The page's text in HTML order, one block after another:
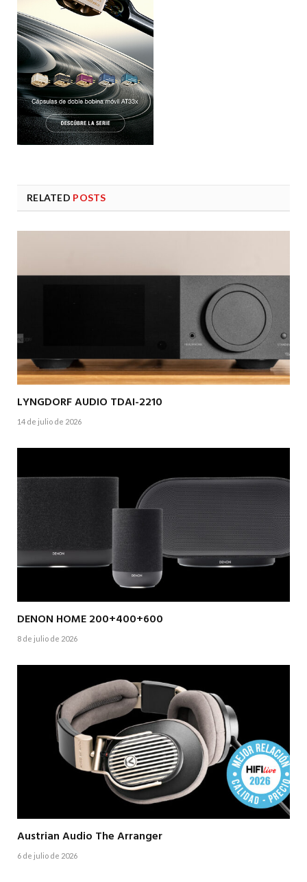
RELATED POSTS
LYNGDORF AUDIO TDAI-2210
14 de julio de 2026
DENON HOME 200+400+600
8 de julio de 2026
Austrian Audio The Arranger
6 de julio de 2026